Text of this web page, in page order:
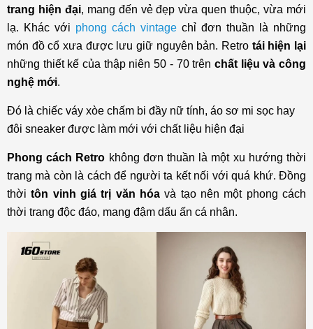
trang hiện đại, mang đến vẻ đẹp vừa quen thuộc, vừa mới
lạ. Khác với phong cách vintage chỉ đơn thuần là những
món đồ cổ xưa được lưu giữ nguyên bản. Retro tái hiện lại
những thiết kế của thập niên 50 - 70 trên chất liệu và công
nghệ mới.
Đó là chiếc váy xòe chấm bi đầy nữ tính, áo sơ mi sọc hay
đôi sneaker được làm mới với chất liệu hiện đại
Phong cách Retro không đơn thuần là một xu hướng thời
trang mà còn là cách để người ta kết nối với quá khứ. Đồng
thời tôn vinh giá trị văn hóa và tạo nên một phong cách
thời trang độc đáo, mang đậm dấu ấn cá nhân.
Phối áo blazer và áo thun ôm
Áo blouse và chân váy dài
Áo sơ mi chấm bi với chân váy bút chì
Set váy caro
Quần Culottes với áo sơ mi hoặc vest
Áo cardigan với chân váy dài
Đầm liền thân họa tiết hoa nhí